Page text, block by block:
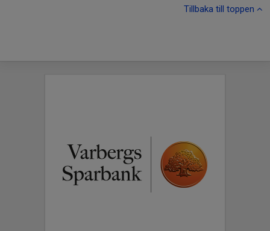
Tillbaka till toppen